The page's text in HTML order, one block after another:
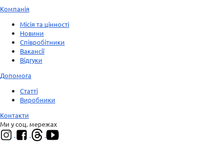
Компанія
Місія та цінності
Новини
Співробітники
Вакансії
Відгуки
Допомога
Статті
Виробники
Контакти
Ми у соц. мережах